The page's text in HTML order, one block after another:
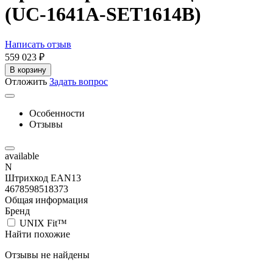
(UC-1641A-SET1614B)
Написать отзыв
559 023 ₽
В корзину
Отложить Задать вопрос
Особенности
Отзывы
available
N
Штрихкод EAN13
4678598518373
Общая информация
Бренд
UNIX Fit™
Найти похожие
Отзывы не найдены